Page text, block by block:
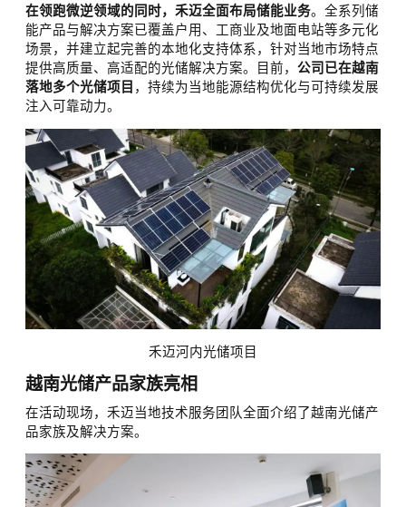
在领跑微逆领域的同时，禾迈全面布局储能业务。全系列储
能产品与解决方案已覆盖户用、工商业及地面电站等多元化
场景，并建立起完善的本地化支持体系，针对当地市场特点
提供高质量、高适配的光储解决方案。目前， 公司已在越南
落地多个光储项目 ，持续为当地能源结构优化与可持续发展
注入可靠动力。
禾迈河内光储项目
越南光储产品家族亮相
在活动现场，禾迈当地技术服务团队全面介绍了越南光储产
品家族及解决方案。